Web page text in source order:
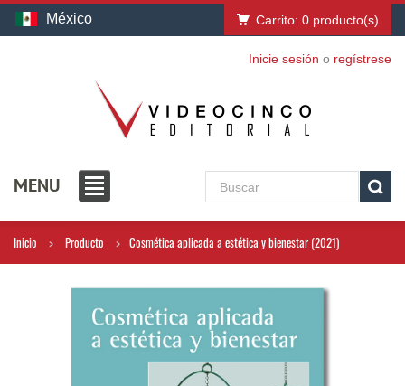
México Carrito: 0 producto(s)
Inicie sesión o regístrese
MENU
Inicio Producto Cosmética aplicada a estética y bienestar (2021)